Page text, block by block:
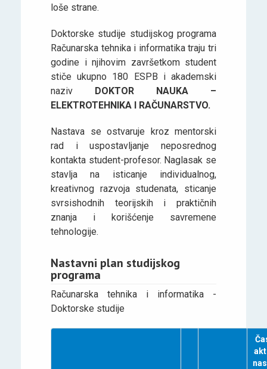
loše strane.
Doktorske studije studijskog programa
Računarska tehnika i informatika traju tri
godine i njihovim završetkom student
stiče ukupno 180 ESPB i akademski
naziv
DOKTOR NAUKA –
ELEKTROTEHNIKA I RAČUNARSTVO.
Nastava se ostvaruje kroz mentorski
rad i uspostavljanje neposrednog
kontakta student-profesor. Naglasak se
stavlja na isticanje individualnog,
kreativnog razvoja studenata, sticanje
svrsishodnih teorijskih i praktičnih
znanja i korišćenje savremene
tehnologije.
Nastavni plan studijskog
programa
Računarska tehnika i informatika -
Doktorske studije